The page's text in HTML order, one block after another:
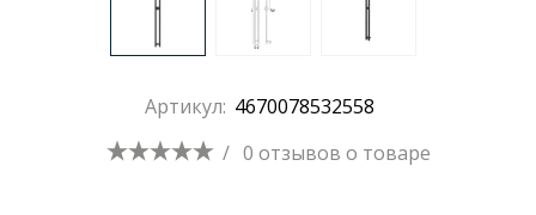
Душевые поддоны
Душевые уголки и ограждения
Артикул: 4670078532558
/ 0 отзывов о товаре